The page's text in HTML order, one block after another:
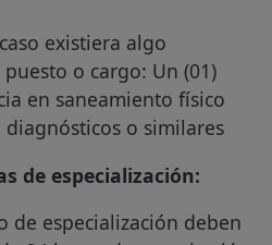
existiera algo
o cargo: Un (01)
en saneamiento físico
o similares
de especialización:
de especialización deben